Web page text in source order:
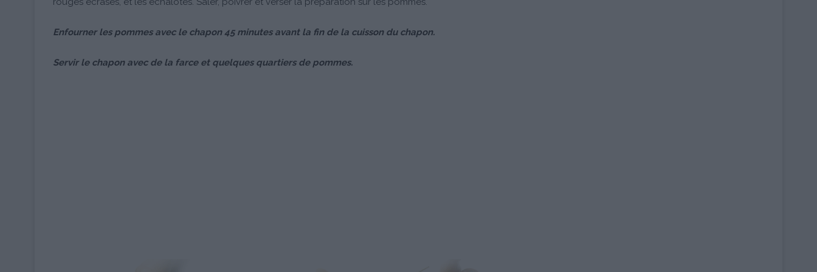
Enfourner les pommes avec le chapon 45 minutes avant la fin de la cuisson du chapon.
Servir le chapon avec de la farce et quelques quartiers de pommes.